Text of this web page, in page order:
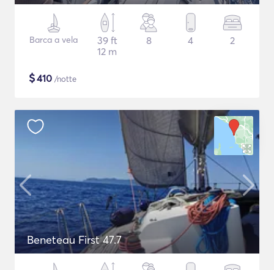
Barca a vela
39 ft
12 m
8 4 2
$410 /notte
Beneteau First 47.7